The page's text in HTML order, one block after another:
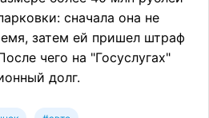
сначала она не
затем ей пришел штраф
чего на "Госуслугах"
долг.